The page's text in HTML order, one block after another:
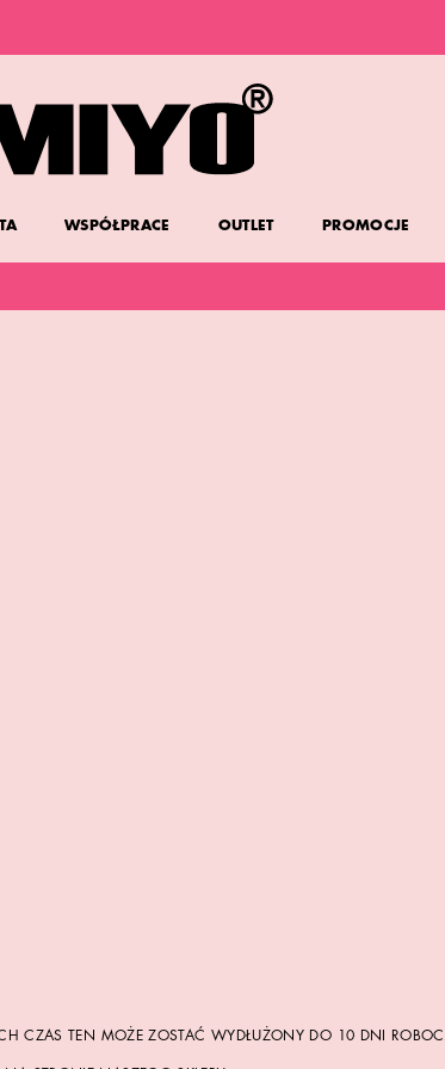
WSPÓŁPRACE OUTLET PROMOCJE
CZAS TEN MOŻE ZOSTAĆ WYDŁUŻONY DO 10 DNI